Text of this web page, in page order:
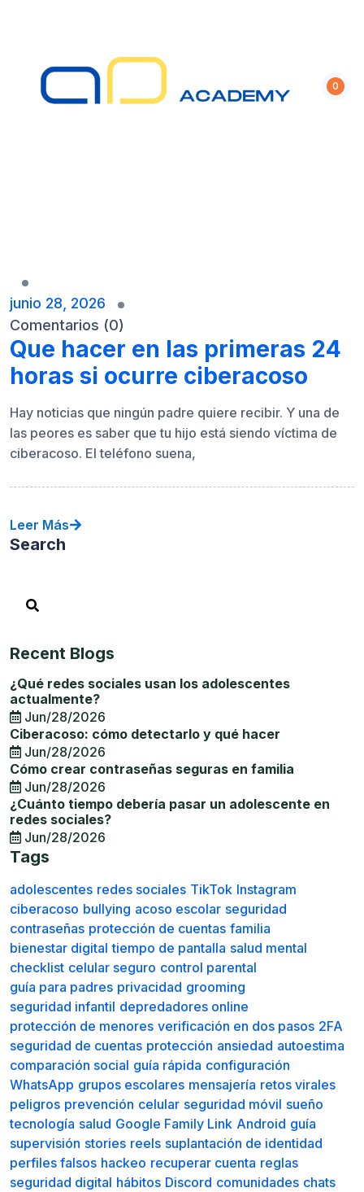
0
junio 28, 2026
Comentarios (0)
Que hacer en las primeras 24
horas si ocurre ciberacoso
Hay noticias que ningún padre quiere recibir. Y una de
las peores es saber que tu hijo está siendo víctima de
ciberacoso. El teléfono suena,
Leer Más
Search
Recent Blogs
¿Qué redes sociales usan los adolescentes
actualmente?
Jun/28/2026
Ciberacoso: cómo detectarlo y qué hacer
Jun/28/2026
Cómo crear contraseñas seguras en familia
Jun/28/2026
¿Cuánto tiempo debería pasar un adolescente en
redes sociales?
Jun/28/2026
Tags
adolescentes redes sociales TikTok Instagram
ciberacoso bullying acoso escolar seguridad
contraseñas protección de cuentas familia
bienestar digital tiempo de pantalla salud mental
checklist celular seguro control parental
guía para padres privacidad grooming
seguridad infantil depredadores online
protección de menores verificación en dos pasos 2FA
seguridad de cuentas protección ansiedad autoestima
comparación social guía rápida configuración
WhatsApp grupos escolares mensajería retos virales
peligros prevención celular seguridad móvil sueño
tecnología salud Google Family Link Android guía
supervisión stories reels suplantación de identidad
perfiles falsos hackeo recuperar cuenta reglas
seguridad digital hábitos Discord comunidades chats